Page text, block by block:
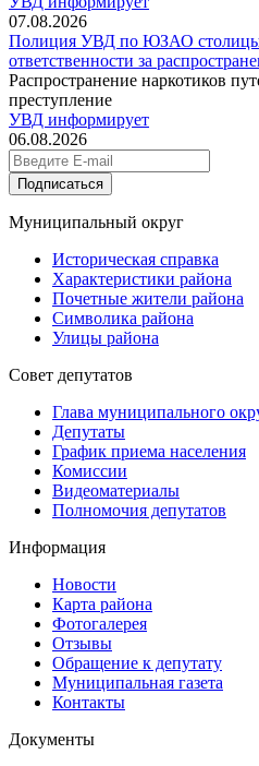
07.08.2026
Полиция УВД по ЮЗАО столицы
ответственности за
Распространение наркотиков
преступление
УВД информирует
06.08.2026
Подписаться
Муниципальный округ
Историческая справка
Характеристики района
Почетные жители района
Символика района
Улицы района
Совет депутатов
Глава муниципального
Депутаты
График приема населения
Комиссии
Видеоматериалы
Полномочия депутатов
Информация
Новости
Карта района
Фотогалерея
Отзывы
Обращение к депутату
Муниципальная газета
Контакты
Документы